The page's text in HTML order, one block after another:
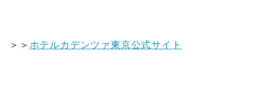
＞＞ ホテルカデンツァ東京公式サイト